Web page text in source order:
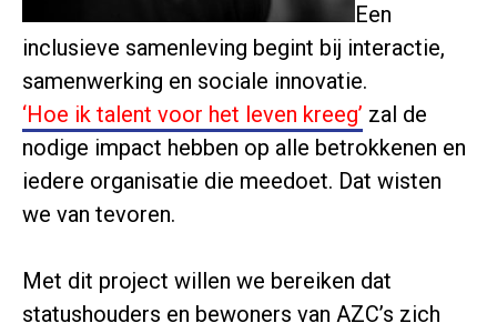
Een
inclusieve samenleving begint bij interactie,
samenwerking en sociale innovatie.
‘Hoe ik talent voor het leven kreeg’ zal de
nodige impact hebben op alle betrokkenen en
iedere organisatie die meedoet. Dat wisten
we van tevoren.
Met dit project willen we bereiken dat
statushouders en bewoners van AZC’s zich